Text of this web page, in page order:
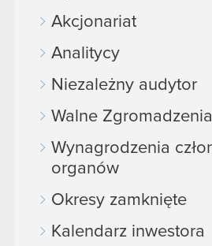
Akcjonariat
Analitycy
Niezależny audytor
Walne Zgromadzenia
Wynagrodzenia
organów
Okresy zamknięte
Kalendarz inwestora